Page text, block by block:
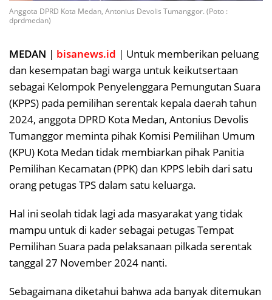
Anggota DPRD Kota Medan, Antonius Devolis Tumanggor. (Poto :
dprdmedan)
MEDAN | bisanews.id | Untuk memberikan peluang
dan kesempatan bagi warga untuk keikutsertaan
sebagai Kelompok Penyelenggara Pemungutan Suara
(KPPS) pada pemilihan serentak kepala daerah tahun
2024, anggota DPRD Kota Medan, Antonius Devolis
Tumanggor meminta pihak Komisi Pemilihan Umum
(KPU) Kota Medan tidak membiarkan pihak Panitia
Pemilihan Kecamatan (PPK) dan KPPS lebih dari satu
orang petugas TPS dalam satu keluarga.
Hal ini seolah tidak lagi ada masyarakat yang tidak
mampu untuk di kader sebagai petugas Tempat
Pemilihan Suara pada pelaksanaan pilkada serentak
tanggal 27 November 2024 nanti.
Sebagaimana diketahui bahwa ada banyak ditemukan